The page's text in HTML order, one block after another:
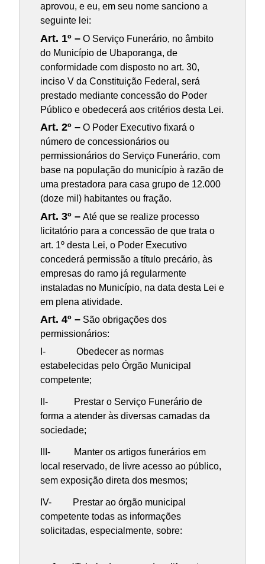
aprovou, e eu, em seu nome sanciono a
seguinte lei:
Art. 1º – O Serviço Funerário, no âmbito
do Município de Ubaporanga, de
conformidade com disposto no art. 30,
inciso V da Constituição Federal, será
prestado mediante concessão do Poder
Público e obedecerá aos critérios desta Lei.
Art. 2º – O Poder Executivo fixará o
número de concessionários ou
permissionários do Serviço Funerário, com
base na população do município à razão de
uma prestadora para casa grupo de 12.000
(doze mil) habitantes ou fração.
Art. 3º – Até que se realize processo
licitatório para a concessão de que trata o
art. 1º desta Lei, o Poder Executivo
concederá permissão a título precário, às
empresas do ramo já regularmente
instaladas no Município, na data desta Lei e
em plena atividade.
Art. 4º – São obrigações dos
permissionários:
I- Obedecer as normas
estabelecidas pelo Órgão Municipal
competente;
II- Prestar o Serviço Funerário de
forma a atender às diversas camadas da
sociedade;
III- Manter os artigos funerários em
local reservado, de livre acesso ao público,
sem exposição direta dos mesmos;
IV- Prestar ao órgão municipal
competente todas as informações
solicitadas, especialmente, sobre: